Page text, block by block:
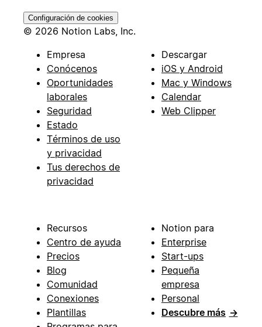
Configuración de cookies
© 2026 Notion Labs, Inc.
Empresa
Conócenos
Oportunidades
laborales
Seguridad
Estado
Términos de uso
y privacidad
Tus derechos de
privacidad
Descargar
iOS y Android
Mac y Windows
Calendar
Web Clipper
Recursos
Centro de ayuda
Precios
Blog
Comunidad
Conexiones
Plantillas
Notion para
Enterprise
Start-ups
Pequeña
empresa
Personal
Descubre más →